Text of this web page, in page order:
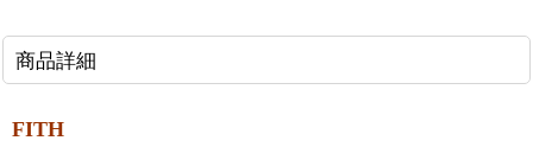
商品詳細
FITH